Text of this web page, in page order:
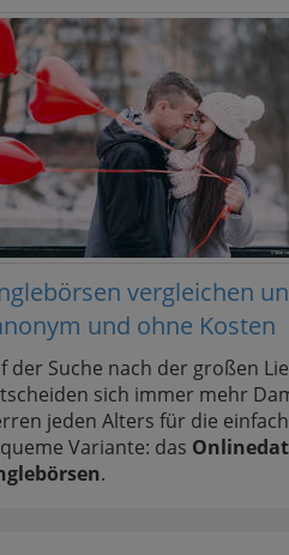
vergleichen
und ohne Kosten
der Suche nach der großen
sich immer mehr
jeden Alters für die
Variante: das
.